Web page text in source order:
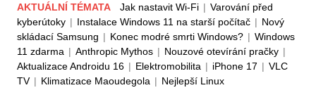
AKTUÁLNÍ TÉMATA Jak nastavit Wi-Fi | Varování před
kyberútoky | Instalace Windows 11 na starší počítač | Nový
skládací Samsung | Konec modré smrti Windows? | Windows
11 zdarma | Anthropic Mythos | Nouzové otevírání pračky |
Aktualizace Androidu 16 | Elektromobilita | iPhone 17 | VLC
TV | Klimatizace Maoudegola | Nejlepší Linux